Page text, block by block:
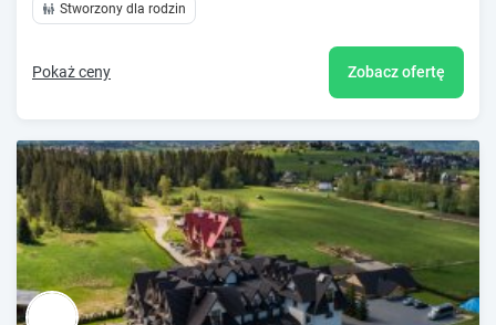
Stworzony dla rodzin
Pokaż ceny Zobacz ofertę